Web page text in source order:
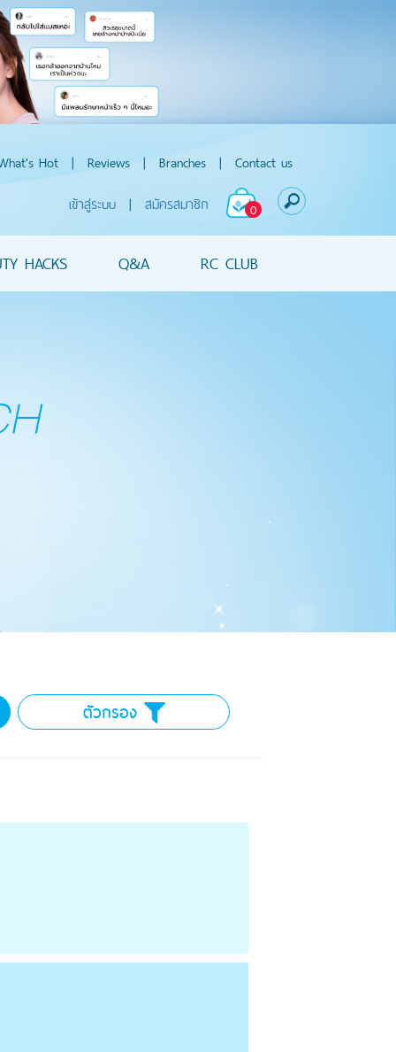
Hot | Reviews | Branches | Contact us
0
เข้าสู่ระบบ | สมัครสมาชิก
HACKS Q&A RC CLUB
ตัวกรอง